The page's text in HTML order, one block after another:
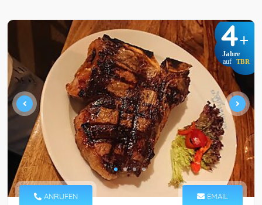
4+
Jahre
auf TBR
ANRUFEN EMAIL